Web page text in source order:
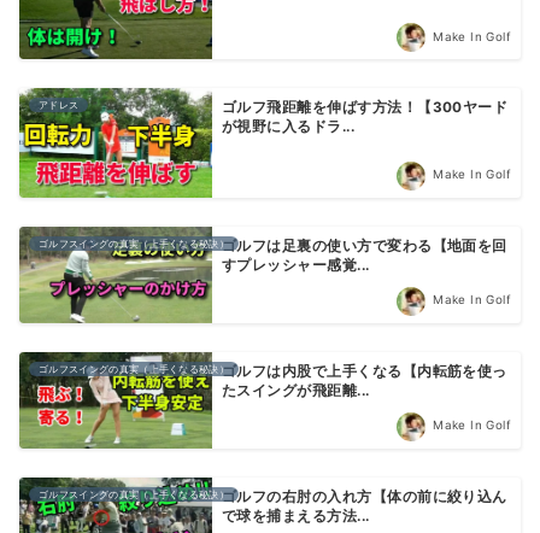
Make In Golf
アドレス
ゴルフ飛距離を伸ばす方法！【300ヤード
が視野に入るドラ...
Make In Golf
ゴルフスイングの真実（上手くなる秘訣）ゴルフは足裏の使い方で変わる【地面を回
すプレッシャー感覚...
Make In Golf
ゴルフスイングの真実（上手くなる秘訣）ゴルフは内股で上手くなる【内転筋を使っ
たスイングが飛距離...
Make In Golf
ゴルフスイングの真実（上手くなる秘訣）ゴルフの右肘の入れ方【体の前に絞り込ん
で球を捕まえる方法...